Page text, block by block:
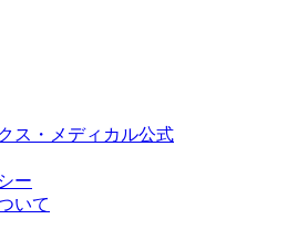
ス・メディカル公式
ー
いて